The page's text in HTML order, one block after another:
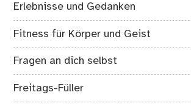
Erlebnisse und Gedanken
Fitness für Körper und Geist
Fragen an dich selbst
Freitags-Füller